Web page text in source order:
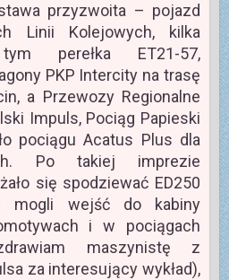
przyzwoita – pojazd
Linii Kolejowych, kilka
perełka ET21-57,
PKP Intercity na trasę
a Przewozy Regionalne
Impuls, Pociąg Papieski
pociągu Acatus Plus dla
Po takiej imprezie
się spodziewać ED250
mogli wejść do kabiny
i w pociągach
maszynistę z
za interesujący wykład),